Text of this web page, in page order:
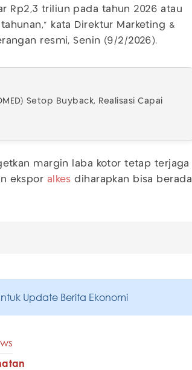
Rp2,3 triliun pada tahun 2026 atau
kata Direktur Marketing &
resmi, Senin (9/2/2026).
Setop Buyback, Realisasi Capai
margin laba kotor tetap terjaga
ekspor alkes diharapkan bisa berada
Update Berita Ekonomi